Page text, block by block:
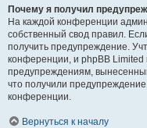
Почему я получил
На каждой конференции
собственный свод правил.
получить предупреждение.
конференции, и phpBB Limited
предупреждениям,
что получили
конференции.
Вернуться к началу